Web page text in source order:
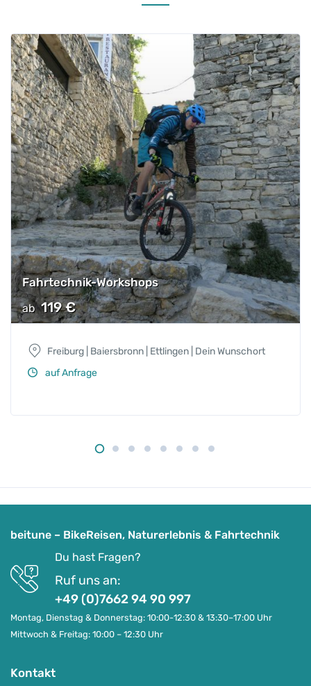
Fahrtechnik-Workshops
ab 119€
Freiburg | Baiersbronn | Ettlingen | Dein Wunschort
auf Anfrage
beitune – BikeReisen, Naturerlebnis & Fahrtechnik
Du hast Fragen?
Ruf uns an:
+49 (0)7662 94 90 997
Montag, Dienstag & Donnerstag: 10:00-12:30 & 13:30–17:00 Uhr
Mittwoch & Freitag: 10:00 – 12:30 Uhr
Kontakt